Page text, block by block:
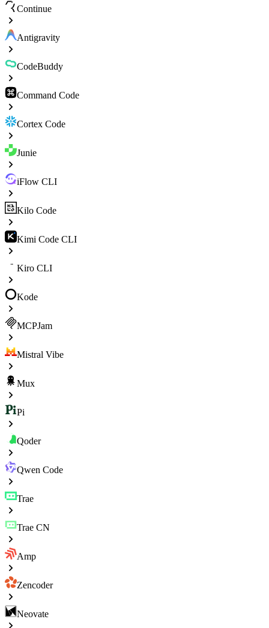
Continue
Antigravity
CodeBuddy
Command Code
Cortex Code
Junie
iFlow CLI
Kilo Code
Kimi Code CLI
Kiro CLI
Kode
MCPJam
Mistral Vibe
Mux
Pi
Qoder
Qwen Code
Trae
Trae CN
Amp
Zencoder
Neovate